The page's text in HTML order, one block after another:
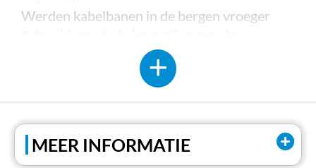
Werden kabelbanen in de bergen vroeger
vervoeren, tegenwoordig zijn het mensen die
steil over de valleien zweven. Je kunt kiezen
voor een harnas in deFree-stijl
armen en benen te zweven, of in deFalcon-
stijl, waarbij de afdaling verandert in een duik
die je met open vleugels (armen) moet nemen.
Dankzij een pendeldienst hoef je je geen
MEER INFORMATIE